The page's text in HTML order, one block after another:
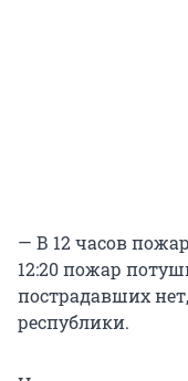
— В 12 часов
12:20 пожар
пострадавших
республики.